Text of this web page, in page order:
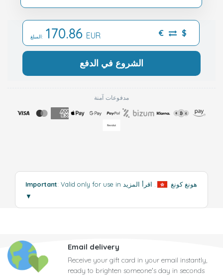
المبلغ: 170.86 EUR € $
الشروع في الدفع
مدفوعات آمنة
Important : Valid only for use in هونغ كونغ
اقرأ المزيد
▼
Email delivery
Receive your gift card in your email instantly,
ready to brighten someone's day in seconds